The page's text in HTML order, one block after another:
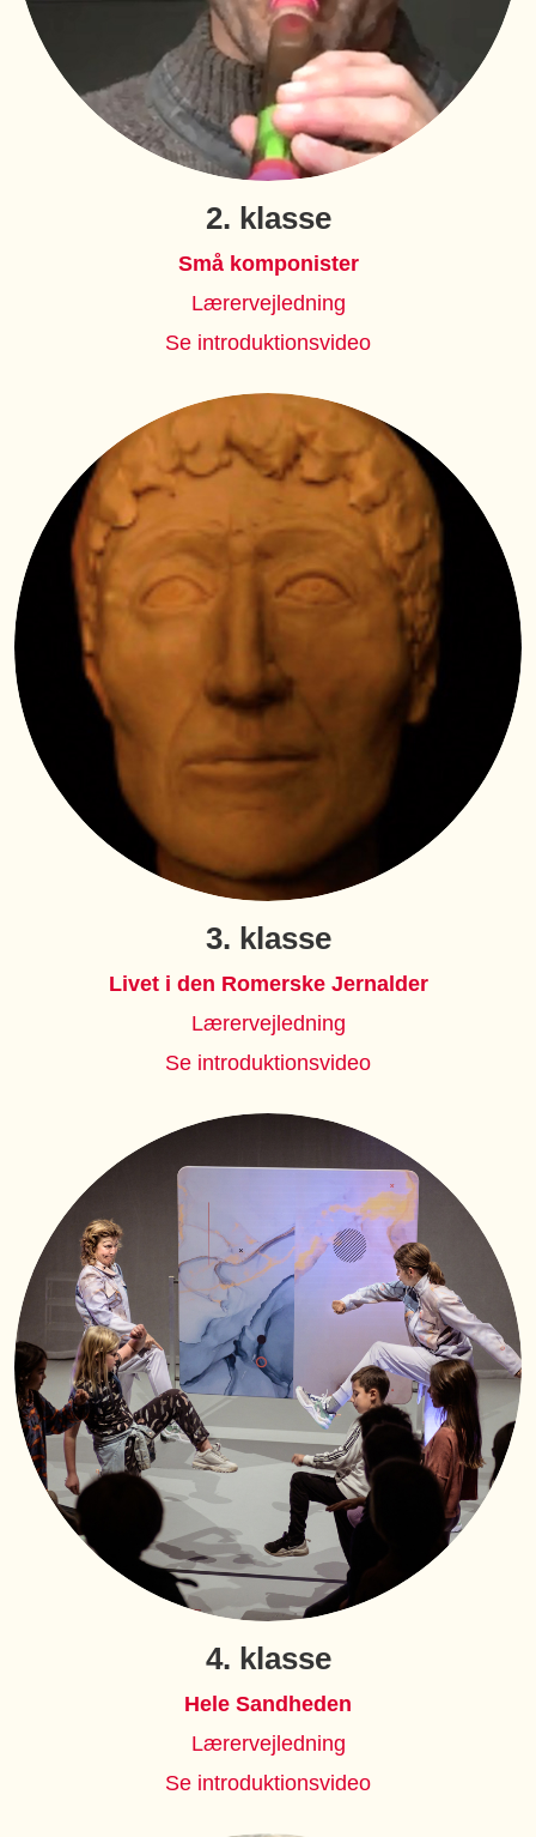
2. klasse
Små komponister
Lærervejledning
Se introduktionsvideo
3. klasse
Livet i den Romerske Jernalder
Lærervejledning
Se introduktionsvideo
4. klasse
Hele Sandheden
Lærervejledning
Se introduktionsvideo